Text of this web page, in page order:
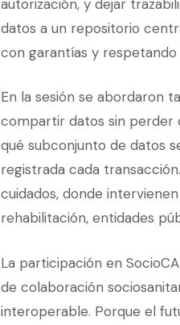
autorización, y dejar
datos a un repositorio
con garantías y
En la sesión se abordaron
compartir datos sin perder
qué subconjunto de datos
registrada cada
cuidados, donde
rehabilitación, entidades
La participación en
de colaboración
interoperable. Porque el